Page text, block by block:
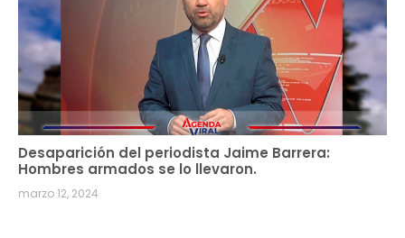
Desaparición del periodista Jaime Barrera:
Hombres armados se lo llevaron.
marzo 12, 2024